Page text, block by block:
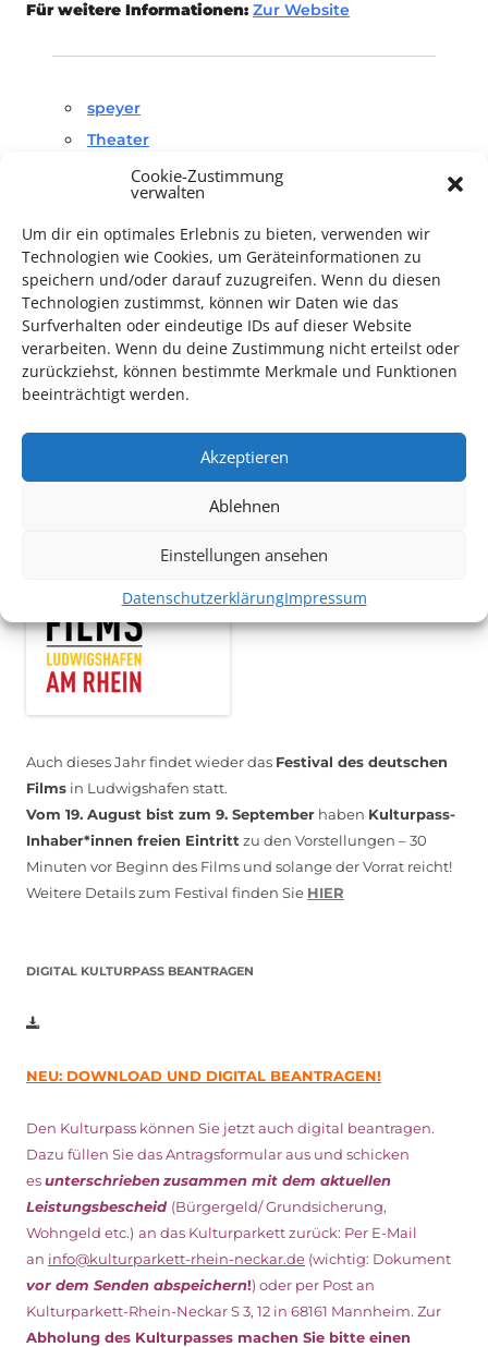
Cookie-Zustimmung
verwalten
Um dir ein optimales Erlebnis zu bieten, verwenden wir
Technologien wie Cookies, um Geräteinformationen zu
speichern und/oder darauf zuzugreifen. Wenn du diesen
Technologien zustimmst, können wir Daten wie das
Surfverhalten oder eindeutige IDs auf dieser Website
verarbeiten. Wenn du deine Zustimmung nicht erteilst oder
zurückziehst, können bestimmte Merkmale und Funktionen
beeinträchtigt werden.
Akzeptieren
Ablehnen
Einstellungen ansehen
DatenschutzerklärungImpressum
Für weitere Informationen: Zur Website
speyer
Theater
TECHNIK SUPPORT GESUCHT!
Das Kulturparkett freut sich stets überehrenamtliche
Mithilfe im Bereich Technik. Sie haben Interesse? Dann
melden Sie sich unter
*KULTURTIPP SOMMERPAUSE: FESTIVAL DES DEUTSCHEN FILMS*
Auch dieses Jahr findet wieder das Festival des deutschen
Films in Ludwigshafen statt.
Vom 19. August bist zum 9. September haben Kulturpass-
Inhaber*innen freien Eintritt zu den Vorstellungen – 30
Minuten vor Beginn des Films und solange der Vorrat reicht!
Weitere Details zum Festival finden Sie HIER
DIGITAL KULTURPASS BEANTRAGEN
NEU: DOWNLOAD UND DIGITAL BEANTRAGEN!
Den Kulturpass können Sie jetzt auch digital beantragen.
Dazu füllen Sie das Antragsformular aus und schicken
esunterschriebenzusammen mit dem aktuellen
Leistungsbescheid (Bürgergeld/ Grundsicherung,
Wohngeld etc.) an das Kulturparkett zurück: Per E-Mail
an info@kulturparkett-rhein-neckar.de (wichtig: Dokument
vor dem Senden abspeichern!) oder per Post an
Kulturparkett-Rhein-Neckar S 3, 12 in 68161 Mannheim. Zur
Abholung des Kulturpasses machen Sie bitte einen